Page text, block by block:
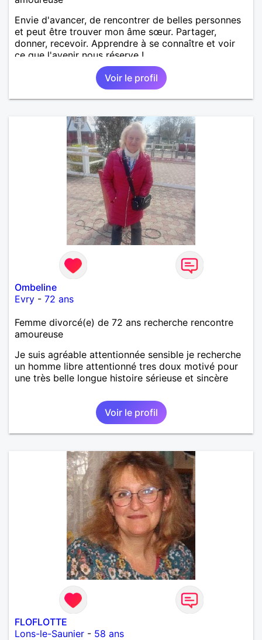
Envie d'avancer, de rencontrer de belles personnes
et peut être trouver mon âme sœur. Partager,
donner, recevoir. Apprendre à se connaître et voir
ce que l'avenir nous réserve !
Voir le profil
Ombeline
Evry - 72 ans
Femme divorcé(e) de 72 ans recherche rencontre
amoureuse
Je suis agréable attentionnée sensible je recherche
un homme libre attentionné tres doux motivé pour
une très belle longue histoire sérieuse et sincère
Voir le profil
FLOFLOTTE
Lons-le-Saunier - 58 ans